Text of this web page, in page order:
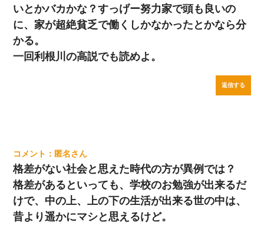
いとかバカかな？すっげー努力家で頭も良いの
に、家が超絶貧乏で働くしかなかったとかなら分
かる。
一回利根川の高説でも読めよ。
返信する
匿名
格差がない社会と思えた時代の方が異例では？
格差があるといっても、学校のお勉強が出来るだ
けで、中の上、上の下の生活が出来る世の中は、
昔より遥かにマシと思えるけど。